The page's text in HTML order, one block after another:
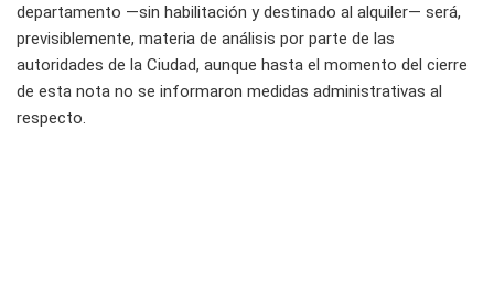
departamento —sin habilitación y destinado al alquiler— será,
previsiblemente, materia de análisis por parte de las
autoridades de la Ciudad, aunque hasta el momento del cierre
de esta nota no se informaron medidas administrativas al
respecto.